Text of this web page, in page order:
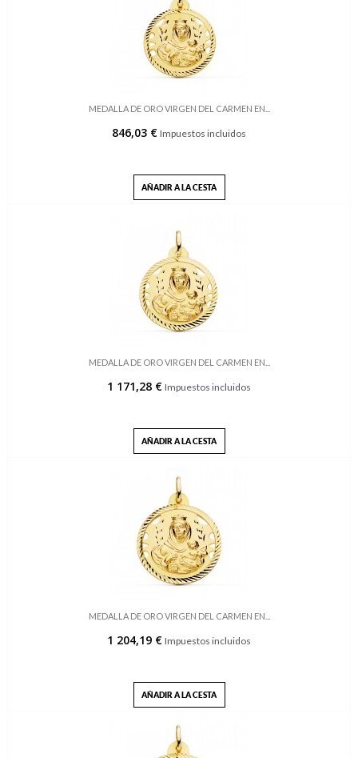
MEDALLA DE ORO VIRGEN DEL CARMEN EN...
846,03 € Impuestos incluidos
AÑADIR A LA CESTA
MEDALLA DE ORO VIRGEN DEL CARMEN EN...
1 171,28 € Impuestos incluidos
AÑADIR A LA CESTA
MEDALLA DE ORO VIRGEN DEL CARMEN EN...
1 204,19 € Impuestos incluidos
AÑADIR A LA CESTA